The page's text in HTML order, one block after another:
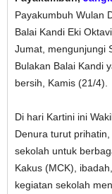
Payakumbuh Wulan
Balai Kandi Eki
Jumat, mengunjungi
Bulakan Balai Kandi
bersih, Kamis (21/4).
Di hari Kartini ini
Denura turut
sekolah untuk
Kakus (MCK),
kegiatan sekolah